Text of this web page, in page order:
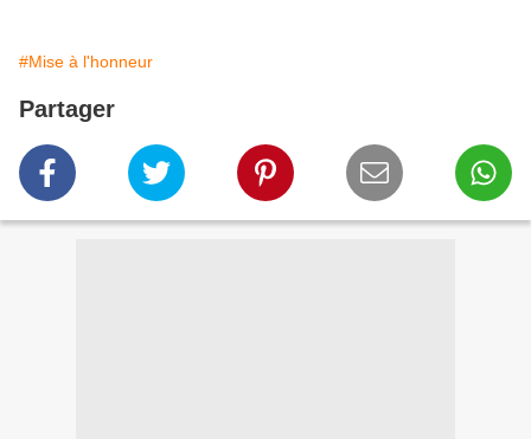
#Mise à l'honneur
Partager